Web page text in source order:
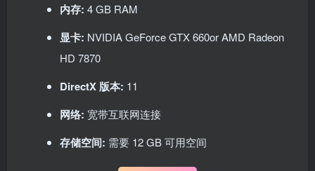
内存: 4 GB RAM
显卡: NVIDIA GeForce GTX 660or AMD Radeon
HD 7870
DirectX 版本: 11
网络: 宽带互联网连接
存储空间: 需要 12 GB 可用空间